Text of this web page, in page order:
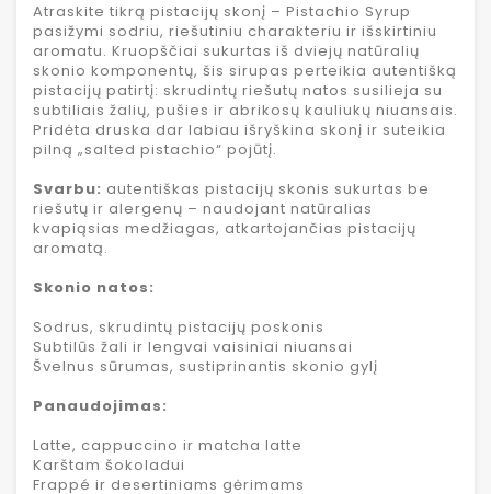
Atraskite tikrą pistacijų skonį – Pistachio Syrup
pasižymi sodriu, riešutiniu charakteriu ir išskirtiniu
aromatu. Kruopščiai sukurtas iš dviejų natūralių
skonio komponentų, šis sirupas perteikia autentišką
pistacijų patirtį: skrudintų riešutų natos susilieja su
subtiliais žalių, pušies ir abrikosų kauliukų niuansais.
Pridėta druska dar labiau išryškina skonį ir suteikia
pilną „salted pistachio“ pojūtį.
Svarbu: autentiškas pistacijų skonis sukurtas be
riešutų ir alergenų – naudojant natūralias
kvapiąsias medžiagas, atkartojančias pistacijų
aromatą.
Skonio natos:
Sodrus, skrudintų pistacijų poskonis
Subtilūs žali ir lengvai vaisiniai niuansai
Švelnus sūrumas, sustiprinantis skonio gylį
Panaudojimas:
Latte, cappuccino ir matcha latte
Karštam šokoladui
Frappé ir desertiniams gėrimams